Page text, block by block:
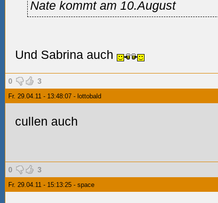
Nate kommt am 10.August
Und Sabrina auch
0 3
Fr. 29.04.11 - 13:48:07 - lottobald
cullen auch
0 3
Fr. 29.04.11 - 15:13:25 - space